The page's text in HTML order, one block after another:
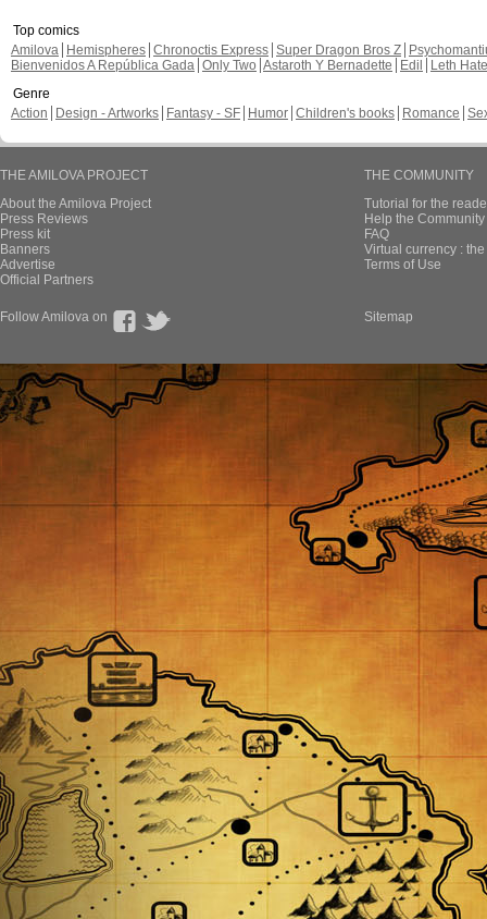
Top comics
Amilova
Hemispheres Chronoctis Express Super Dragon Bros Z
Bienvenidos A República Gada Only Two Astaroth Y Bernadette Edil
Leth Hate
Genre
Action
Design - Artworks Fantasy - SF Humor Children's books Romance
THE AMILOVA PROJECT
About the Amilova Project
Press Reviews
Press kit
Banners
Advertise
Official Partners
THE COMMUNITY
Tutorial for the
Help the
FAQ
Virtual currency :
Terms of Use
Follow Amilova on Sitemap